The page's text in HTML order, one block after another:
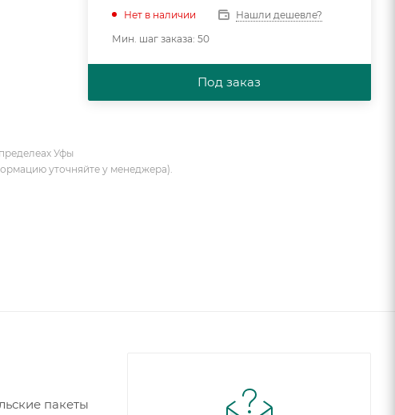
Нет в наличии
Нашли дешевле?
Мин. шаг заказа: 50
Под заказ
Уфы
уточняйте у менеджера).
пакеты